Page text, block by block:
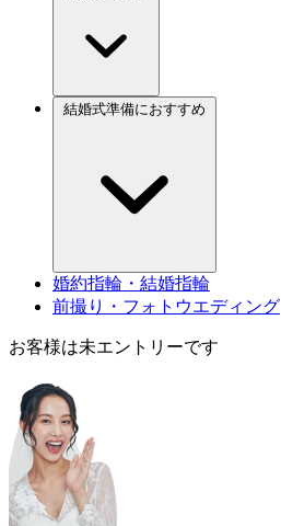
婚約指輪・結婚指輪
前撮り・フォトウエディング
お客様は未エントリーです